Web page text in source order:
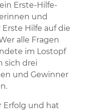
Erste-Hilfe-
und
Hilfe auf die
alle Fragen
im Lostopf
sich drei
und Gewinner
Erfolg und hat